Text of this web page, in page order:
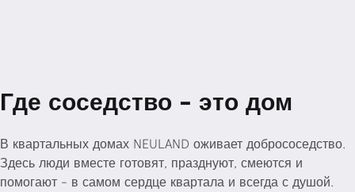
Где соседство - это дом
В квартальных домах NEULAND оживает добрососедство.
Здесь люди вместе готовят, празднуют, смеются и
помогают - в самом сердце квартала и всегда с душой.